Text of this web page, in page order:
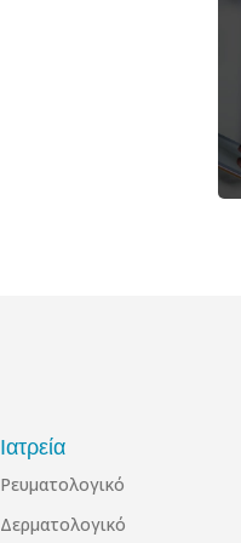
Ιατρεία
Ρευματολογικό
Δερματολογικό